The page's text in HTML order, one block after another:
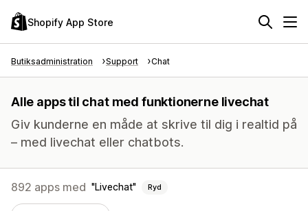
Shopify App Store
Butiksadministration Support Chat
Alle apps til chat med funktionerne livechat
Giv kunderne en måde at skrive til dig i realtid på
– med livechat eller chatbots.
892 apps med Livechat Ryd